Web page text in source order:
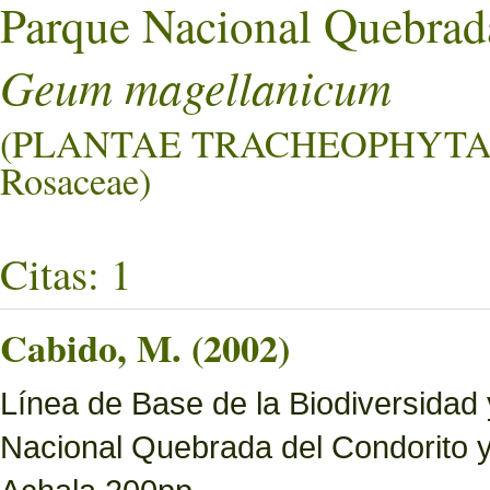
Parque Nacional
Geum magellanicum
(PLANTAE
Rosaceae)
Citas: 1
Cabido, M. (2002)
Línea de Base de la
Nacional Quebrada del Condorito